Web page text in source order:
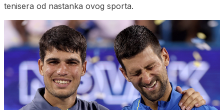
tenisera od nastanka ovog sporta.